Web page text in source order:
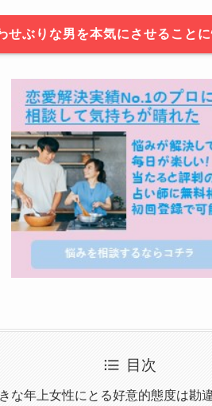
せぶりな男を本気にさせること
目次
な年上女性にとる好意的態度は勘